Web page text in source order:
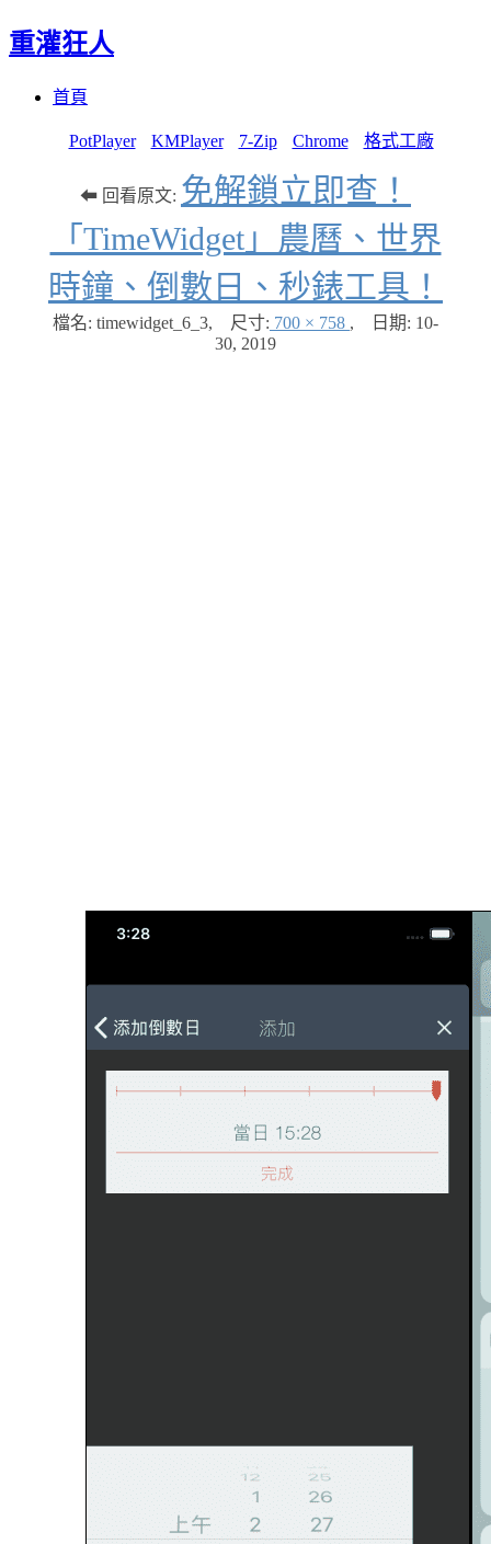
重灌狂人
首頁
PotPlayer KMPlayer 7-Zip Chrome 格式工廠
⬅ 回看原文: 免解鎖立即查！
「TimeWidget」農曆、世界
時鐘、倒數日、秒錶工具！
檔名: timewidget_6_3, 尺寸: 700 × 758 , 日期: 10-
30, 2019